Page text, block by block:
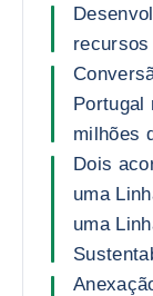
Portugal
milhões
Dois
uma
uma